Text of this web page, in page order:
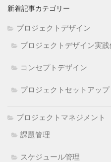
新着記事カテゴリー
プロジェクトデザイン
プロジェクトデザイン実践
コンセプトデザイン
プロジェクトセットアップ
プロジェクトマネジメント
課題管理
スケジュール管理